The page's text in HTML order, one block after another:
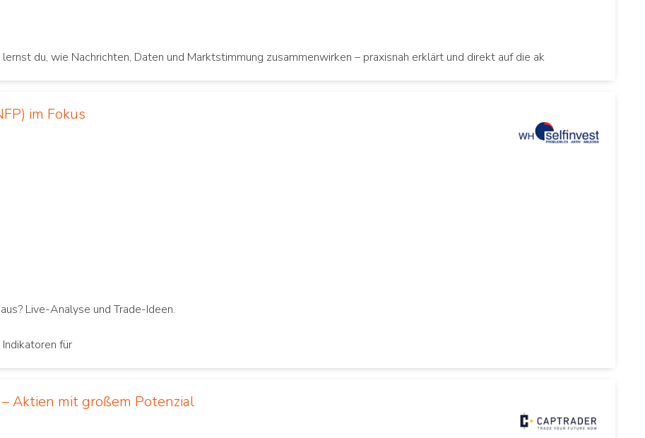
du, wie Nachrichten, Daten und Marktstimmung zusammenwirken – praxisnah erklärt und direkt auf die ak
im Fokus
Live-Analyse und Trade-Ideen.
für
Aktien mit großem Potenzial